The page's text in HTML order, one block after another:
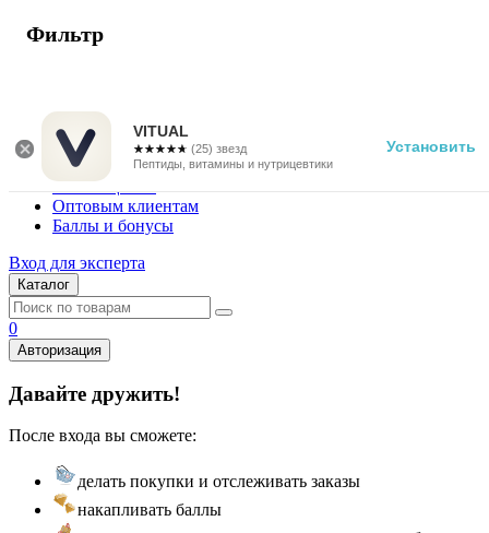
VITUAL
☆☆☆☆☆
★★★★★ (25) звезд
Пептиды, витамины и нутрицевтики
Установить
г. Москва
Vitual Peptide
+7 (800) 101-13-25
Специалистам
Поставщикам
Оптовым клиентам
Баллы и бонусы
Вход для эксперта
Каталог
0
Авторизация
Давайте дружить!
После входа вы сможете:
делать покупки и отслеживать заказы
накапливать баллы
Фильтр